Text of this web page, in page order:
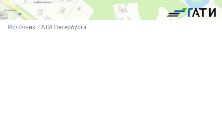
Источник: ГАТИ Петербурга